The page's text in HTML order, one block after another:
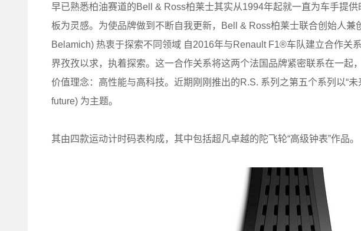
早已熟悉柏油赛道的Bell & Ross柏莱士其实从1994年起就一直为车手提
板为灵感。为使品牌做到不断自我更新，Bell & Ross柏莱士联合创始人兼
Belamich) 热衷于探索不同领域 自2016年与Renault F1®车队建立合作关
界孜孜以求，执着探索。这一合作关系将这两个法国品牌紧密联系在一起
价值理念：高性能与高科技。近期刚刚推出的R.S. 系列之第五个系列以“
future) 为主题。
其由四款运动计时码表构成，其中包括超凡卓越的陀飞轮“高级钟表”作品。